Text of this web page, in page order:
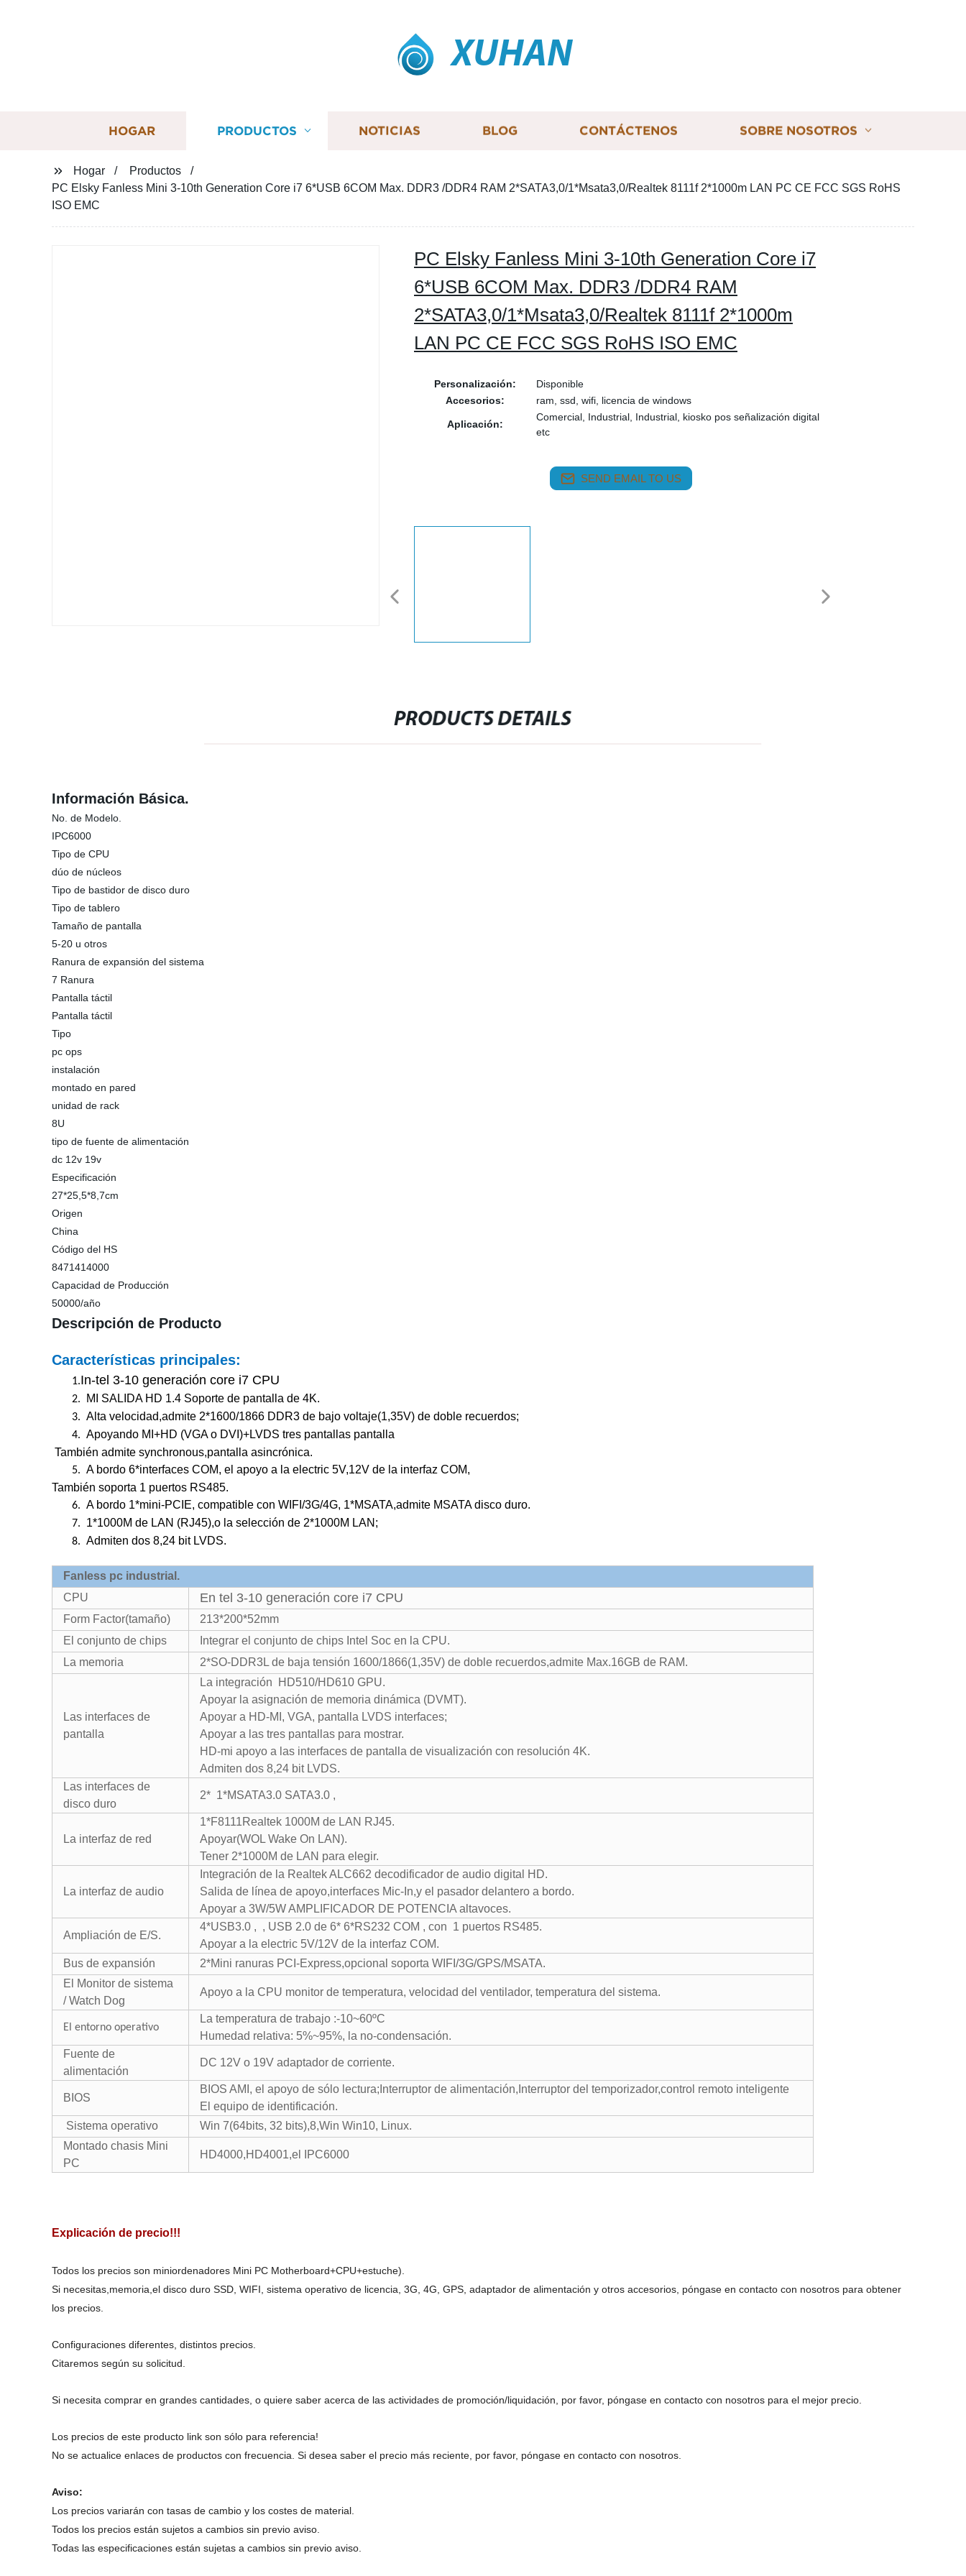
XUHAN
HOGAR PRODUCTOS NOTICIAS BLOG CONTÁCTENOS SOBRE NOSOTROS
Hogar
Productos
PC Elsky Fanless Mini 3-10th Generation Core i7 6*USB 6COM Max. DDR3 /DDR4 RAM 2*SATA3,0/1*Msata3,0/Realtek 8111f 2*1000m LAN PC CE FCC SGS RoHS
ISO EMC
PC Elsky Fanless Mini 3-10th Generation Core i7
6*USB 6COM Max. DDR3 /DDR4 RAM
2*SATA3,0/1*Msata3,0/Realtek 8111f 2*1000m
LAN PC CE FCC SGS RoHS ISO EMC
Personalización:
Disponible
Accesorios:
ram, ssd, wifi, licencia de windows
Aplicación:
Comercial, Industrial, Industrial, kiosko pos señalización digital
etc
SEND EMAIL TO US
PRODUCTS DETAILS
Información Básica.
No. de Modelo.
IPC6000
Tipo de CPU
dúo de núcleos
Tipo de bastidor de disco duro
Tipo de tablero
Tamaño de pantalla
5-20 u otros
Ranura de expansión del sistema
7 Ranura
Pantalla táctil
Pantalla táctil
Tipo
pc ops
instalación
montado en pared
unidad de rack
8U
tipo de fuente de alimentación
dc 12v 19v
Especificación
27*25,5*8,7cm
Origen
China
Código del HS
8471414000
Capacidad de Producción
50000/año
Descripción de Producto
Características principales:
1.In-tel 3-10 generación core i7 CPU
2. MI SALIDA HD 1.4 Soporte de pantalla de 4K.
3.Alta velocidad,admite 2*1600/1866 DDR3 de bajo voltaje(1,35V) de doble recuerdos;
4.Apoyando MI+HD (VGA o DVI)+LVDS tres pantallas pantalla
También admite synchronous,pantalla asincrónica.
5.A bordo 6*interfaces COM, el apoyo a la electric 5V,12V de la interfaz COM,
También soporta 1 puertos RS485.
6.A bordo 1*mini-PCIE, compatible con WIFI/3G/4G, 1*MSATA,admite MSATA disco duro.
7. 1*1000M de LAN (RJ45),o la selección de 2*1000M LAN;
8.Admiten dos 8,24 bit LVDS.
Fanless pc industrial.
CPU
En tel 3-10 generación core i7 CPU
Form Factor(tamaño)
213*200*52mm
El conjunto de chips
Integrar el conjunto de chips Intel Soc en la CPU.
La memoria
2*SO-DDR3L de baja tensión 1600/1866(1,35V) de doble recuerdos,admite Max.16GB de RAM.
Las interfaces de
pantalla
La integración
HD510/HD610 GPU.
Apoyar la asignación de memoria dinámica (DVMT).
Apoyar a HD-MI, VGA, pantalla LVDS interfaces;
Apoyar a las tres pantallas para mostrar.
HD-mi apoyo a las interfaces de pantalla de visualización con resolución 4K.
Admiten dos 8,24 bit LVDS.
Las interfaces de
disco duro
2* 1*MSATA3.0 SATA3.0 ,
La interfaz de red
1*F8111Realtek 1000M de LAN RJ45.
Apoyar(WOL Wake On LAN).
Tener 2*1000M de LAN para elegir.
La interfaz de audio
Integración de la Realtek ALC662 decodificador de audio digital HD.
Salida de línea de apoyo,interfaces Mic-In,y el pasador delantero a bordo.
Apoyar a 3W/5W AMPLIFICADOR DE POTENCIA altavoces.
Ampliación de E/S.
4*USB3.0 , , USB 2.0 de 6* 6*RS232 COM , con 1 puertos RS485.
Apoyar a la electric 5V/12V de la interfaz COM.
Bus de expansión
2*Mini ranuras PCI-Express,opcional soporta WIFI/3G/GPS/MSATA.
El Monitor de sistema
/ Watch Dog
Apoyo a la CPU monitor de temperatura, velocidad del ventilador, temperatura del sistema.
El entorno operativo
La temperatura de trabajo :-10~60ºC
Humedad relativa: 5%~95%, la no-condensación.
Fuente de
alimentación
DC 12V o 19V adaptador de corriente.
BIOS
BIOS AMI, el apoyo de sólo lectura;Interruptor de alimentación,Interruptor del temporizador,control remoto inteligente
El equipo de identificación.
Sistema operativo
Win 7(64bits, 32 bits),8,Win Win10, Linux.
Montado chasis Mini
PC
HD4000,HD4001,el IPC6000
Explicación de precio!!!
Todos los precios son miniordenadores Mini PC Motherboard+CPU+estuche).
Si necesitas,memoria,el disco duro SSD, WIFI, sistema operativo de licencia, 3G, 4G, GPS, adaptador de alimentación y otros accesorios, póngase en contacto con nosotros para obtener
los precios.
Configuraciones diferentes, distintos precios.
Citaremos según su solicitud.
Si necesita comprar en grandes cantidades, o quiere saber acerca de las actividades de promoción/liquidación, por favor, póngase en contacto con nosotros para el mejor precio.
Los precios de este producto link son sólo para referencia!
No se actualice enlaces de productos con frecuencia. Si desea saber el precio más reciente, por favor, póngase en contacto con nosotros.
Aviso:
Los precios variarán con tasas de cambio y los costes de material.
Todos los precios están sujetos a cambios sin previo aviso.
Todas las especificaciones están sujetas a cambios sin previo aviso.